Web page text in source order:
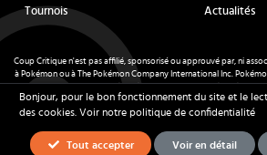
Tournois Actualités
Coup Critique n'est pas affilié, sponsorisé ou approuvé par, ni
à Pokémon ou à The Pokémon Company International Inc.
des marques déposées et des marques déposées. ©
Mentions légales - CGU- Tous droits réservés -
Bonjour, pour le bon fonctionnement du site et le
des cookies. Voir notre politique de confidentialité
Tout accepter Voir en détail